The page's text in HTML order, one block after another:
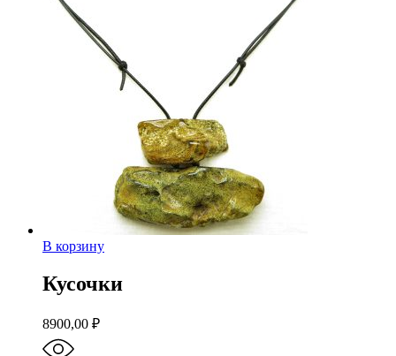
В корзину
Кусочки
8900,00 ₽